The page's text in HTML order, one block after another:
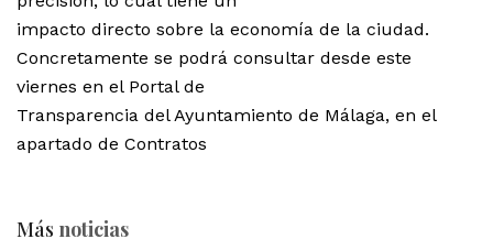
impacto directo sobre la economía de la ciudad.
Concretamente se podrá consultar desde este
viernes en el Portal de
Transparencia del Ayuntamiento de Málaga, en el
apartado de Contratos
Más noticias